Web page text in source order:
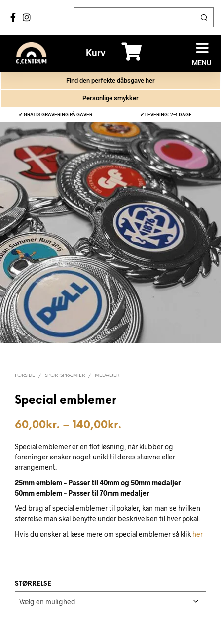
Kurv
MENU
Find den perfekte dåbsgave her
Personlige smykker
✔ GRATIS GRAVERING PÅ GAVER ✔ LEVERING: 2-4 DAGE
FORSIDE / SPORTSPRÆMIER / MEDALJER
Special emblemer
60,00kr. – 140,00kr.
Special emblemer er en flot løsning, når klubber og
foreninger ønsker noget unikt til deres stævne eller
arrangement.
25mm emblem – Passer til 40mm og 50mm medaljer
50mm emblem – Passer til 70mm medaljer
Ved brug af special emblemer til pokaler, kan man se hvilken
størrelse man skal benytte under beskrivelsen til hver pokal.
Hvis du ønsker at læse mere om special emblemer så klik her
STØRRELSE